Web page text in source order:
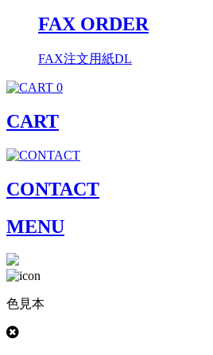
FAX ORDER
FAX注文用紙DL
0
CART
CONTACT
MENU
色見本